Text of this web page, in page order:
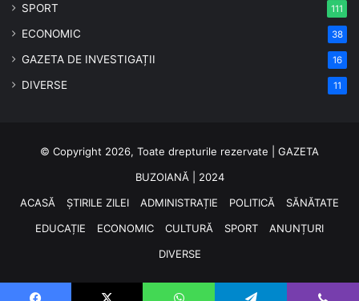
SPORT 111
ECONOMIC 38
GAZETA DE INVESTIGAȚII 16
DIVERSE 11
© Copyright 2026, Toate drepturile rezervate | GAZETA
BUZOIANĂ | 2024
ACASĂ
ȘTIRILE ZILEI ADMINISTRAȚIE POLITICĂ
SĂNĂTATE
EDUCAȚIE
ECONOMIC CULTURĂ SPORT
ANUNȚURI
DIVERSE